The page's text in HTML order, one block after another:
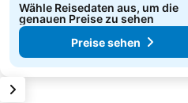
Wähle Reisedaten aus, um die
genauen Preise zu sehen
Preise sehen